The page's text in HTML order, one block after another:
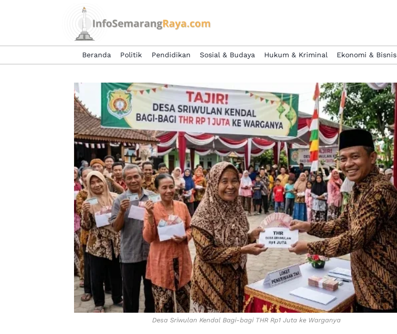
Beranda Politik Pendidikan Sosial & Budaya Hukum & Kriminal Ekonomi & Bisnis
Desa Sriwulan Kendal Bagi-bagi THR Rp1 Juta ke Warganya